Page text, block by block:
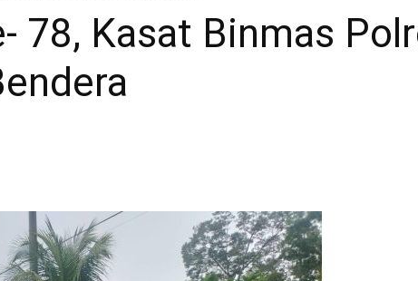
78, Kasat Binmas